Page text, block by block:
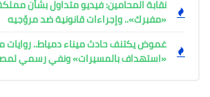
نقابة المحامين: فيديو متداول بشأن
«مفبرك».. وإجراءات قانونية ضد مروّجيه
غموض يكتنف حادث ميناء دمياط.. روايات
«استهداف بالمسيرات» ونفي رسمي